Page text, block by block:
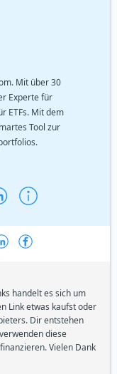
Mit über 30
Experte für
ETFs. Mit dem
Tool zur
handelt es sich um
Link etwas kaufst oder
Dir entstehen
diese
Vielen Dank